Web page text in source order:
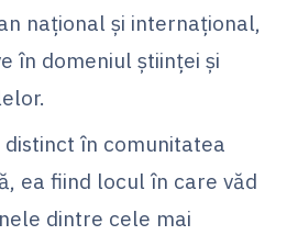
naţional şi internaţional,
în domeniul ştiinţei şi
distinct în comunitatea
ea fiind locul în care văd
dintre cele mai